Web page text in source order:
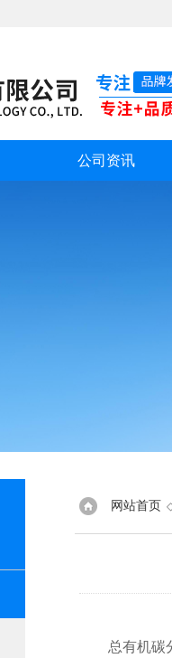
公司资讯
网站首页
总有机碳分